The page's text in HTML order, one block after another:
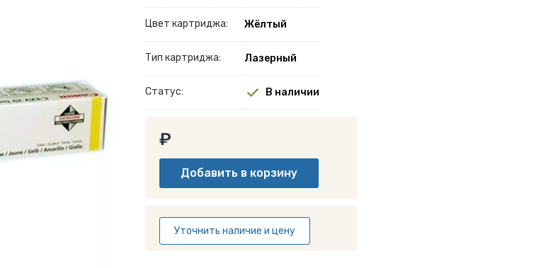
Цвет картриджа: Жёлтый
Тип картриджа: Лазерный
Статус: В наличии
₽
Уточнить наличие и цену